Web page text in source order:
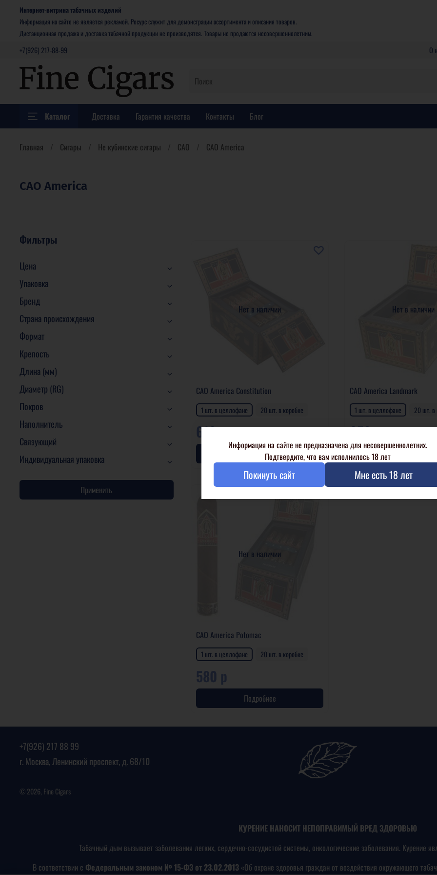
Интернет-витрина табачных изделий
Информация на сайте не является рекламой. Ресурс служит для демонстрации ассортимента и описания товаров.
Дистанционная продажа и доставка табачной продукции не производятся. Товары не продаются несовершеннолетним.
О
+7(926) 217-88-99
Каталог Доставка Гарантия качества Контакты Блог
Главная Сигары Не кубинские сигары CAO CAO America
CAO America
Нет в наличии
CAO America Constitution
1 шт. в целлофане 20 шт. в коробке
610 р
Подробнее
Нет в наличии
CAO America Landmark
1 шт. в целлофане 20 шт. в
653 р
Нет в наличии
CAO America Potomac
1 шт. в целлофане 20 шт. в коробке
580 р
Подробнее
Фильтры
Цена
Упаковка
Бренд
Страна происхождения
Формат
Крепость
Длина (мм)
Диаметр (RG)
Покров
Наполнитель
Связующий
Индивидуальная упаковка
Применить
+7(926) 217 88 99
г. Москва, Ленинский проспект, д. 68/10
© 2026, Fine Cigars
КУРЕНИЕ НАНОСИТ НЕПОПРАВИМЫЙ ВРЕД ЗДОРОВЬЮ
Табачный дым вызывает заболевания легких, сердечно-сосудистой системы, онкологические заболевания. Курение
В соответствии с Федеральным законом № 15-ФЗ от 23.02.2013 «Об охране здоровья граждан от воздействия окружающего
Информация на сайте не предназначена для несовершеннолетних.
Подтвердите, что вам исполнилось 18 лет
Покинуть сайт Мне есть 18 лет